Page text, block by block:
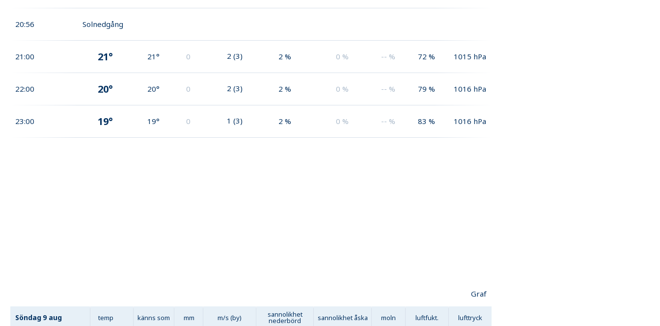
20:56 Solnedgång
21:00 21° 21° 0 2 (3) 2 % 0 % -- % 72 % 1015 hPa
22:00 20° 20° 0 2 (3) 2 % 0 % -- % 79 % 1016 hPa
23:00 19° 19° 0 1 (3) 2 % 0 % -- % 83 % 1016 hPa
Graf
Söndag 9 aug temp känns som mm m/s (by) sannolikhet
nederbörd sannolikhet åska moln luftfukt. lufttryck